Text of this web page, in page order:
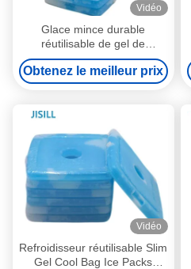
Vidéo
Glace mince durable
réutilisable de gel de
déjeuner de glace fraîche de
sac pour la nourriture fraîche
Obtenez le meilleur prix
Vidéo
Refroidisseur réutilisable Slim
Gel Cool Bag Ice Packs